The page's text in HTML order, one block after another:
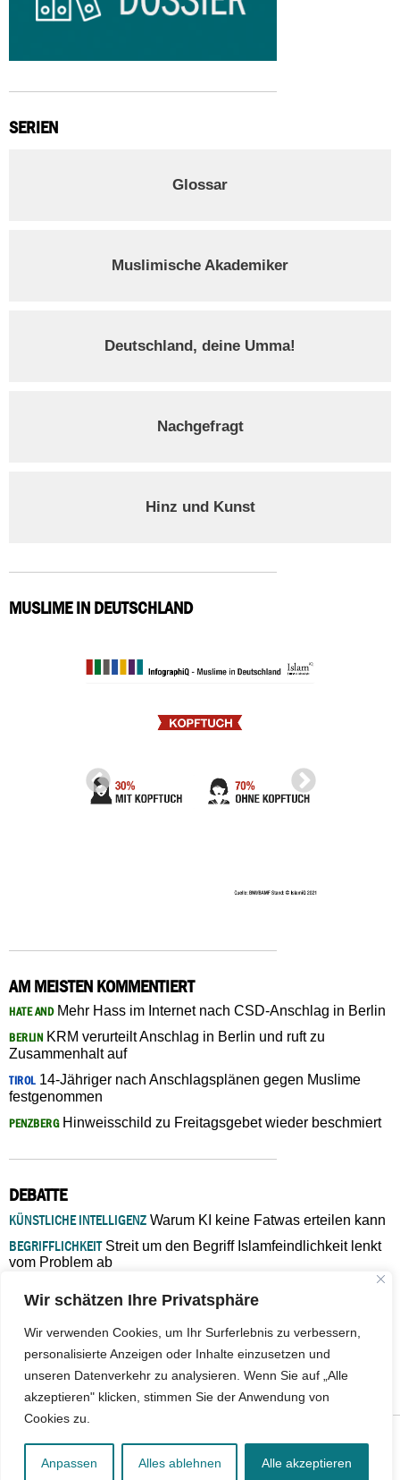
Wir schätzen Ihre Privatsphäre
Wir verwenden Cookies, um Ihr Surferlebnis zu verbessern,
personalisierte Anzeigen oder Inhalte einzusetzen und
unseren Datenverkehr zu analysieren. Wenn Sie auf „Alle
akzeptieren" klicken, stimmen Sie der Anwendung von
Cookies zu.
Anpassen Alles ablehnen Alle akzeptieren
SERIEN
Glossar
Muslimische Akademiker
Deutschland, deine Umma!
Nachgefragt
Hinz und Kunst
MUSLIME IN DEUTSCHLAND
AM MEISTEN KOMMENTIERT
HATE ANDMehr Hass im Internet nach CSD-Anschlag in Berlin
BERLIN KRM verurteilt Anschlag in Berlin und ruft zu
Zusammenhalt auf
TIROL14-Jähriger nach Anschlagsplänen gegen Muslime
festgenommen
PENZBERGHinweisschild zu Freitagsgebet wieder beschmiert
DEBATTE
KÜNSTLICHE INTELLIGENZ Warum KI keine Fatwas erteilen kann
BEGRIFFLICHKEITStreit um den Begriff Islamfeindlichkeit lenkt
vom Problem ab
Verantwortung bleibt“
ISLAMISCHE FAKULTÄT IN MÜNSTEREine kritische Schwelle für
die deutsche Religionspolitik
GASTBEITRAGWarum die muslimische Welt eine neue
Kontakt|Impressum Barrierefreiheit|Jobs Netiquette|Mediadaten